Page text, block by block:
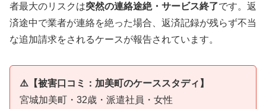
者最大のリスクは突然の連絡途絶・サービス終了です。返
済途中で業者が連絡を絶った場合、返済記録が残らず不当
な追加請求をされるケースが報告されています。
⚠️【被害口コミ：加美町のケーススタディ】
宮城加美町・32歳・派遣社員・女性